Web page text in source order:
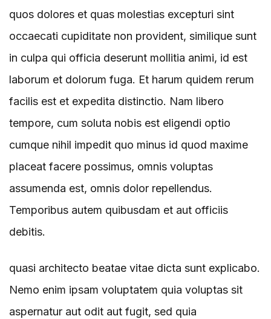
quos dolores et quas molestias excepturi sint
occaecati cupiditate non provident, similique sunt
in culpa qui officia deserunt mollitia animi, id est
laborum et dolorum fuga. Et harum quidem rerum
facilis est et expedita distinctio. Nam libero
tempore, cum soluta nobis est eligendi optio
cumque nihil impedit quo minus id quod maxime
placeat facere possimus, omnis voluptas
assumenda est, omnis dolor repellendus.
Temporibus autem quibusdam et aut officiis
debitis.
quasi architecto beatae vitae dicta sunt explicabo.
Nemo enim ipsam voluptatem quia voluptas sit
aspernatur aut odit aut fugit, sed quia